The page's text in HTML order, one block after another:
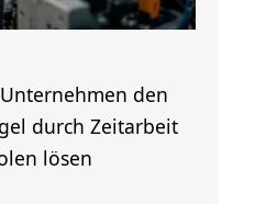
den
durch Zeitarbeit
lösen